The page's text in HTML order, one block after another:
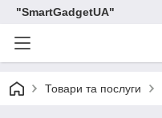
"SmartGadgetUA"
Товари та послуги